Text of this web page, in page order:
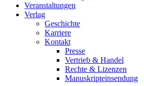
Veranstaltungen
Verlag
Geschichte
Karriere
Kontakt
Presse
Vertrieb & Handel
Rechte & Lizenzen
Manuskripteinsendung